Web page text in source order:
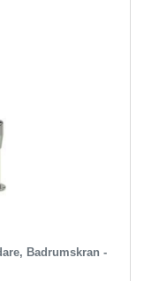
Badrumskran -